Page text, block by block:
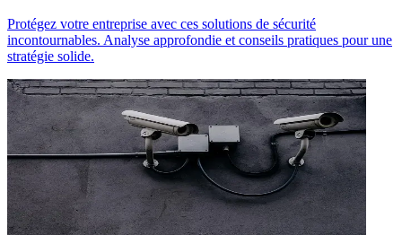
Protégez votre entreprise avec ces solutions de sécurité
incontournables. Analyse approfondie et conseils pratiques pour une
stratégie solide.